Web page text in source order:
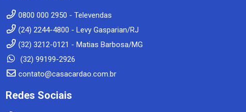
0800 000 2950 - Televendas
(24) 2244-4800 - Levy Gasparian/RJ
(32) 3212-0121 - Matias Barbosa/MG
(32) 99199-2926
contato@casacardao.com.br
Redes Sociais